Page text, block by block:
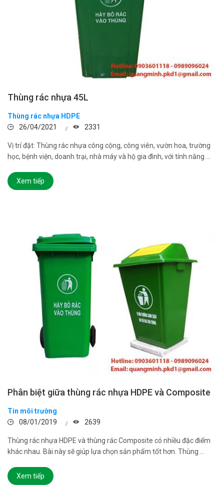
Thùng rác nhựa 45L
Thùng rác nhựa HDPE
26/04/2021
2331
Vị trí đặt: Thùng rác nhựa công cộng, công viên, vườn hoa, trường
học, bệnh viện, doanh trại, nhà máy và hộ gia đình, với tính năng ...
Xem tiếp
Phân biệt giữa thùng rác nhựa HDPE và Composite
Tin môi trường
08/01/2019
2639
Thùng rác nhựa HDPE và thùng rác Composite có nhiều đặc điểm
khác nhau. Bài này sẽ giúp lựa chọn sản phẩm tốt hơn. Thùng ...
Xem tiếp